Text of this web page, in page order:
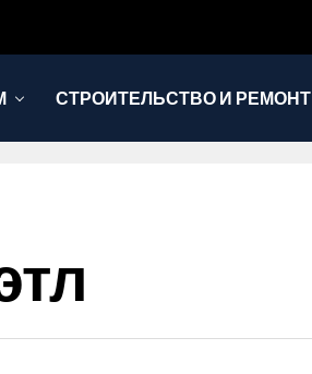
СТРОИТЕЛЬСТВО И РЕМОНТ